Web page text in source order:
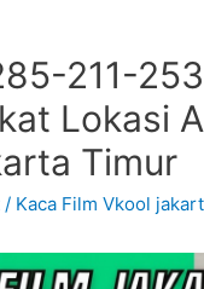
211-
Lokasi
Timur
/ Kaca Film Vkool